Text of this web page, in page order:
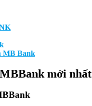
MB Bank
mới nhất